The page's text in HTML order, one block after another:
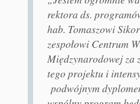
rektora ds.
hab. Tomaszowi
zespołowi Centrum
Międzynarodowej za
tego projektu i
podwójnym